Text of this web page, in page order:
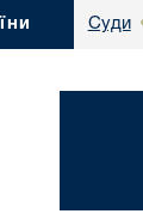
Суди